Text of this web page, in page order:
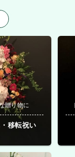
贈り物に
移転祝い